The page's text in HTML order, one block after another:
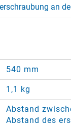
an
540 mm
1,1 kg
Abstand
Abstand des